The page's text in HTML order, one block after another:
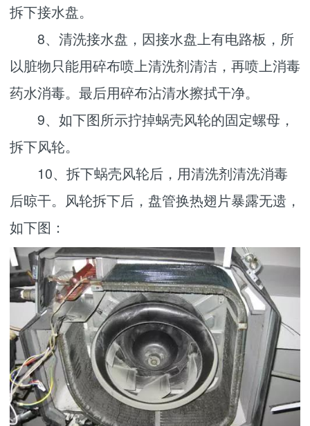
拆下接水盘。
8、清洗接水盘，因接水盘上有电路板，所
以脏物只能用碎布喷上清洗剂清洁，再喷上消毒
药水消毒。最后用碎布沾清水擦拭干净。
9、如下图所示拧掉蜗壳风轮的固定螺母，
拆下风轮。
10、拆下蜗壳风轮后，用清洗剂清洗消毒
后晾干。风轮拆下后，盘管换热翅片暴露无遗，
如下图：